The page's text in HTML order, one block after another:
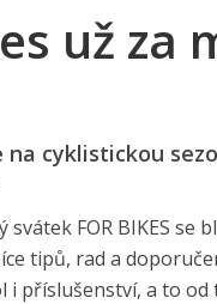
už za
na cyklistickou
FOR BIKES se
tipů, rad a
i příslušenství, a to